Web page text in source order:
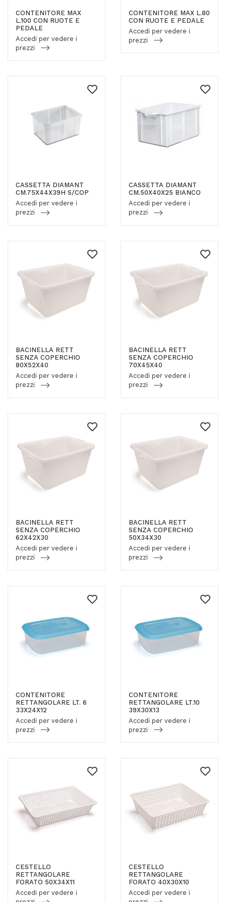
CONTENITORE MAX
L.100 CON RUOTE E
PEDALE
Accedi per vedere i
prezzi
CONTENITORE MAX L.80
CON RUOTE E PEDALE
Accedi per vedere i
prezzi
CASSETTA DIAMANT
CM.75X44X39H S/COP
Accedi per vedere i
prezzi
CASSETTA DIAMANT
CM.50X40X25 BIANCO
Accedi per vedere i
prezzi
BACINELLA RETT
SENZA COPERCHIO
80X52X40
Accedi per vedere i
prezzi
BACINELLA RETT
SENZA COPERCHIO
70X45X40
Accedi per vedere i
prezzi
BACINELLA RETT
SENZA COPERCHIO
62X42X30
Accedi per vedere i
prezzi
BACINELLA RETT
SENZA COPERCHIO
50X34X30
Accedi per vedere i
prezzi
CONTENITORE
RETTANGOLARE LT. 6
33X24X12
Accedi per vedere i
prezzi
CONTENITORE
RETTANGOLARE LT.10
39X30X13
Accedi per vedere i
prezzi
CESTELLO
RETTANGOLARE
FORATO 50X34X11
Accedi per vedere i
CESTELLO
RETTANGOLARE
FORATO 40X30X10
Accedi per vedere i